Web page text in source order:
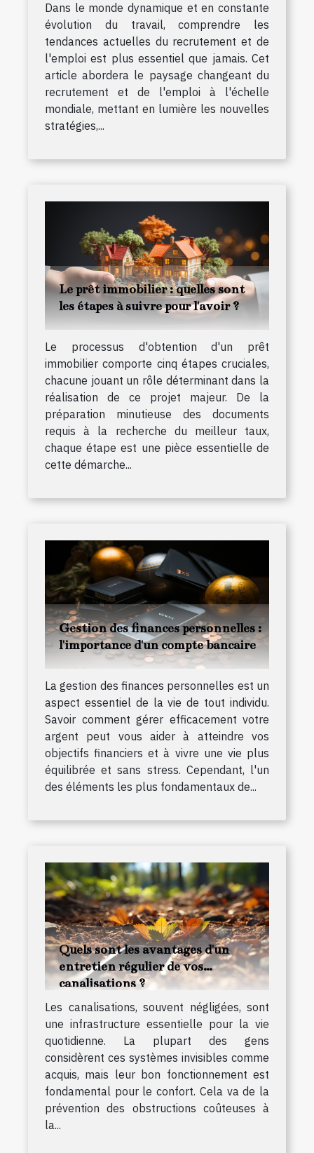
Dans le monde dynamique et en constante
évolution du travail, comprendre les
tendances actuelles du recrutement et de
l'emploi est plus essentiel que jamais. Cet
article abordera le paysage changeant du
recrutement et de l'emploi à l'échelle
mondiale, mettant en lumière les nouvelles
stratégies,...
Le prêt immobilier : quelles sont
les étapes à suivre pour l'avoir ?
Le processus d'obtention d'un prêt
immobilier comporte cinq étapes cruciales,
chacune jouant un rôle déterminant dans la
réalisation de ce projet majeur. De la
préparation minutieuse des documents
requis à la recherche du meilleur taux,
chaque étape est une pièce essentielle de
cette démarche...
Gestion des finances personnelles :
l'importance d'un compte bancaire
La gestion des finances personnelles est un
aspect essentiel de la vie de tout individu.
Savoir comment gérer efficacement votre
argent peut vous aider à atteindre vos
objectifs financiers et à vivre une vie plus
équilibrée et sans stress. Cependant, l'un
des éléments les plus fondamentaux de...
Quels sont les avantages d'un
entretien régulier de vos
canalisations ?
Les canalisations, souvent négligées, sont
une infrastructure essentielle pour la vie
quotidienne. La plupart des gens
considèrent ces systèmes invisibles comme
acquis, mais leur bon fonctionnement est
fondamental pour le confort. Cela va de la
prévention des obstructions coûteuses à
la...